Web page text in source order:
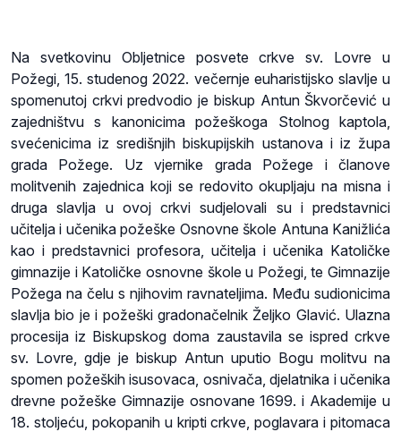
Na svetkovinu Obljetnice posvete crkve sv. Lovre u
Požegi, 15. studenog 2022. večernje euharistijsko slavlje u
spomenutoj crkvi predvodio je biskup Antun Škvorčević u
zajedništvu s kanonicima požeškoga Stolnog kaptola,
svećenicima iz središnjih biskupijskih ustanova i iz župa
grada Požege. Uz vjernike grada Požege i članove
molitvenih zajednica koji se redovito okupljaju na misna i
druga slavlja u ovoj crkvi sudjelovali su i predstavnici
učitelja i učenika požeške Osnovne škole Antuna Kanižlića
kao i predstavnici profesora, učitelja i učenika Katoličke
gimnazije i Katoličke osnovne škole u Požegi, te Gimnazije
Požega na čelu s njihovim ravnateljima. Među sudionicima
slavlja bio je i požeški gradonačelnik Željko Glavić. Ulazna
procesija iz Biskupskog doma zaustavila se ispred crkve
sv. Lovre, gdje je biskup Antun uputio Bogu molitvu na
spomen požeških isusovaca, osnivača, djelatnika i učenika
drevne požeške Gimnazije osnovane 1699. i Akademije u
18. stoljeću, pokopanih u kripti crkve, poglavara i pitomaca